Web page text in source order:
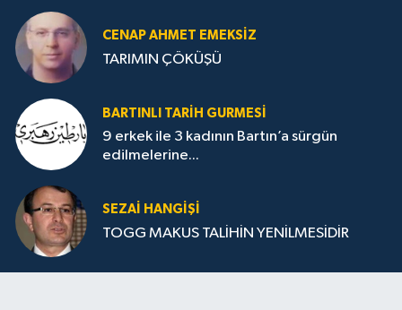
CENAP AHMET EMEKSİZ
TARIMIN ÇÖKÜŞÜ
BARTINLI TARIH GURMESI
9 erkek ile 3 kadının Bartın’a sürgün
edilmelerine...
SEZAI HANGİŞİ
TOGG MAKUS TALİHİN YENİLMESİDİR